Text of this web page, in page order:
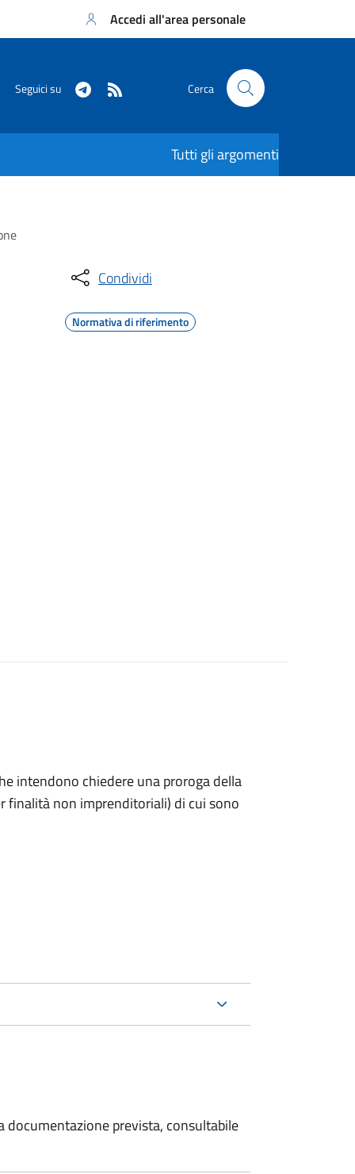
Accedi all'area personale
Seguici su Cerca
Tutti gli argomenti
Condividi
Normativa di riferimento
intendono chiedere una proroga della
finalità non imprenditoriali) di cui sono
prevista, consultabile